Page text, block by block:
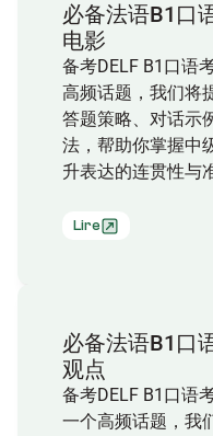
必备法语B1口
电影
备考DELF B1口语
高频话题，我们将
答题策略、对话示
法，帮助你掌握中
升表达的连贯性与
Lire
必备法语B1口
观点
备考DELF B1口语
一个高频话题，我